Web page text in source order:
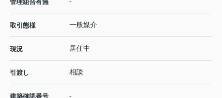
管理組合有無
取引態様 一般媒介
現況 居住中
引渡し 相談
建築確認番号 -